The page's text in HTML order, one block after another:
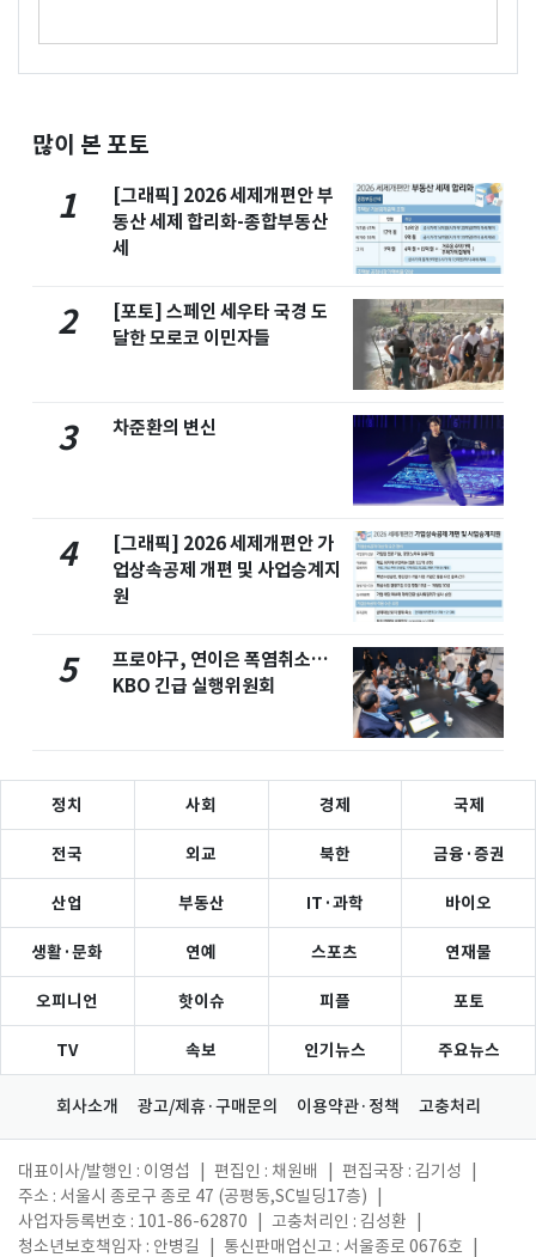
많이 본 포토
1
[그래픽] 2026 세제개편안 부
동산 세제 합리화-종합부동산
세
2
[포토] 스페인 세우타 국경 도
달한 모로코 이민자들
3 차준환의 변신
4
[그래픽] 2026 세제개편안 가
업상속공제 개편 및 사업승계지
원
5
프로야구, 연이은 폭염취소…
KBO 긴급 실행위원회
정치 사회 경제 국제
전국 외교 북한 금융·증권
산업 부동산 IT·과학 바이오
생활·문화 연예 스포츠 연재물
오피니언 핫이슈 피플 포토
TV 속보 인기뉴스 주요뉴스
회사소개 광고/제휴·구매문의 이용약관·정책 고충처리
대표이사/발행인 : 이영섭 편집인 : 채원배 편집국장 : 김기성
주소 : 서울시 종로구 종로 47 (공평동,SC빌딩17층)
사업자등록번호 : 101-86-62870
고충처리인 : 김성환
청소년보호책임자 : 안병길
통신판매업신고 : 서울종로 0676호